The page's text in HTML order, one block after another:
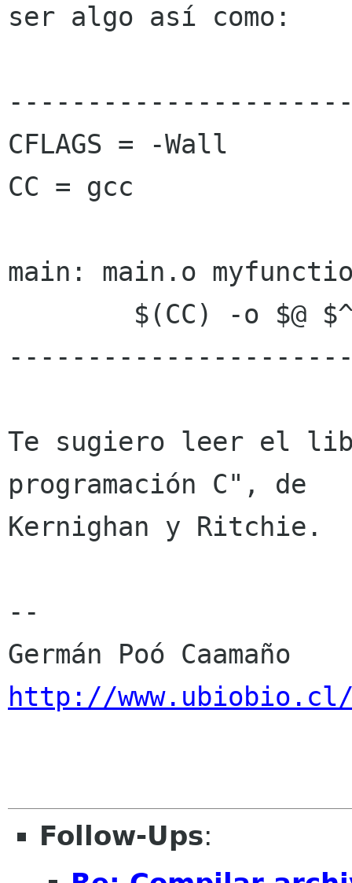
ser algo así como:
CFLAGS = -Wall
CC = gcc
main: main.o
Te sugiero leer el
programación C", de
Kernighan y Ritchie.
--
http://www.ubiobio.cl/
Follow-Ups: